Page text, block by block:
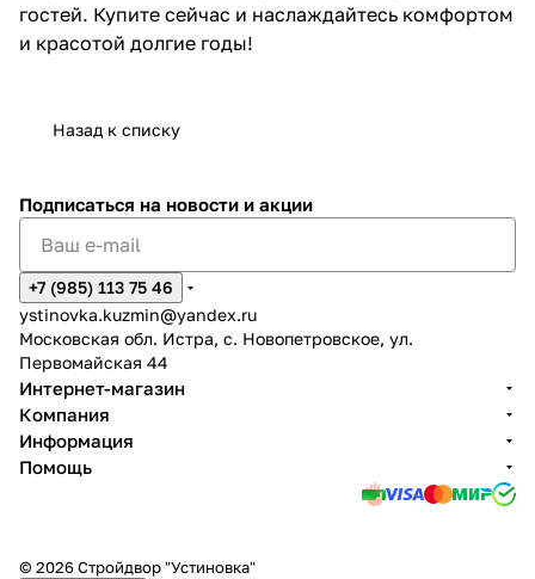
гостей. Купите сейчас и наслаждайтесь комфортом
и красотой долгие годы!
Назад к списку
Подписаться на новости и акции
+7 (985) 113 75 46
ystinovka.kuzmin@yandex.ru
Московская обл. Истра, с. Новопетровское, ул.
Первомайская 44
Интернет-магазин
Компания
Информация
Помощь
© 2026 Стройдвор "Устиновка"